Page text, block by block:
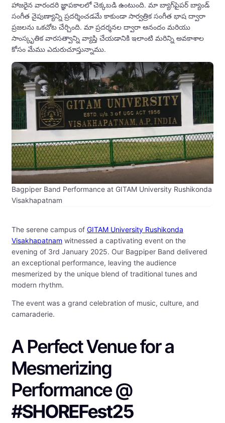
హాజరైన వారందరి జ్ఞాపకాలలో చెక్కబడి ఉంటుంది. మా బ్యాగ్‌పైపర్ బ్యాండ్
సంగీత నైపుణ్యాన్ని ప్రదర్శించడమే కాకుండా సార్వత్రిక సంగీత భాష ద్వారా
ప్రజలను ఒకచోట చేర్చింది. మా ప్రదర్శనల ద్వారా ఆనందం మరియు
సాంస్కృతిక వారసత్వాన్ని వ్యాప్తి చేయడానికి ఇలాంటి మరిన్ని అవకాశాల
కోసం మేము ఎదురుచూస్తున్నాము.
Bagpiper Band Performance at GITAM University Rushikonda
Visakhapatnam
The serene campus of GITAM University Rushikonda
Visakhapatnam witnessed a captivating event on the
evening of 3rd January 2025. Our Bagpiper Band delivered
an exceptional performance, leaving the audience
mesmerized by the unique blend of traditional tunes and
modern rhythm.
The event was a grand celebration of music, culture, and
camaraderie.
A Perfect Venue for a
Mesmerizing
Performance @
#SHOREFest25